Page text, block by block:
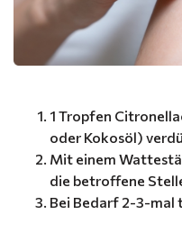
1 Tropfen
oder Kokosöl)
Mit einem
die betroffene
Bei Bedarf 2-3-mal